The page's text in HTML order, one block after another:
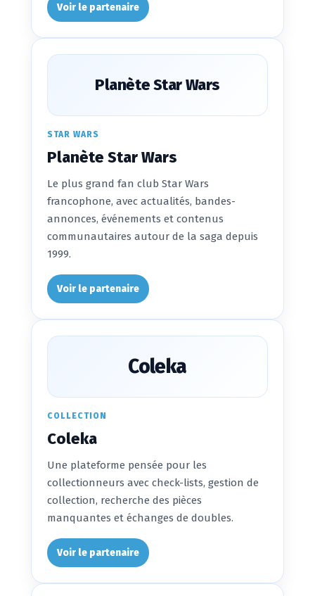
Voir le partenaire
Planète Star Wars
STAR WARS
Planète Star Wars
Le plus grand fan club Star Wars
francophone, avec actualités, bandes-
annonces, événements et contenus
communautaires autour de la saga depuis
1999.
Voir le partenaire
Coleka
COLLECTION
Coleka
Une plateforme pensée pour les
collectionneurs avec check-lists, gestion de
collection, recherche des pièces
manquantes et échanges de doubles.
Voir le partenaire